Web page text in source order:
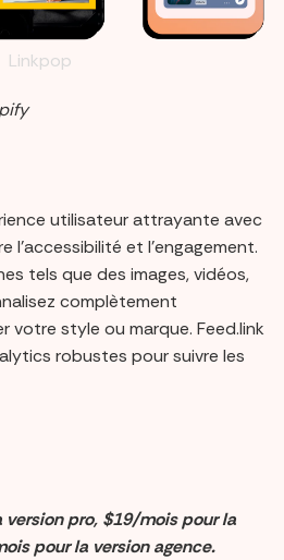
Linkpop
utilisateur attrayante avec
l'accessibilité et l'engagement.
tels que des images, vidéos,
complètement
votre style ou marque. Feed.link
robustes pour suivre les
pro, $19/mois pour la
pour la version agence.